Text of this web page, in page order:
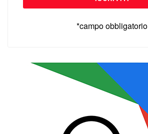
*campo obbligatorio